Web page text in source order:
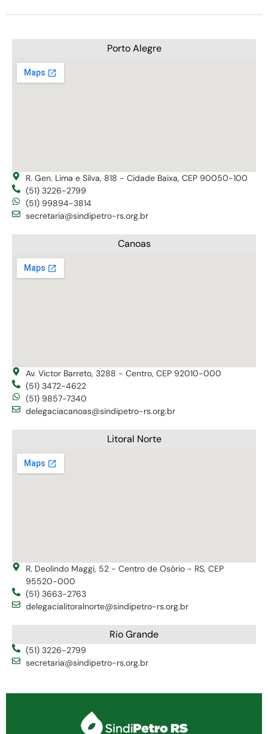
Porto Alegre
R. Gen. Lima e Silva, 818 - Cidade Baixa, CEP 90050-100
(51) 3226-2799
(51) 99894-3814
secretaria@sindipetro-rs.org.br
Canoas
Av. Victor Barreto, 3288 - Centro, CEP 92010-000
(51) 3472-4622
(51) 9857-7340
delegaciacanoas@sindipetro-rs.org.br
Litoral Norte
R. Deolindo Maggi, 52 - Centro de Osório - RS, CEP
95520-000
(51) 3663-2763
delegacialitoralnorte@sindipetro-rs.org.br
Rio Grande
(51) 3226-2799
secretaria@sindipetro-rs.org.br